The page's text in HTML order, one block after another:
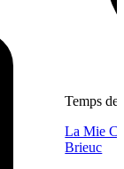
Temps de
La Mie
Brieuc